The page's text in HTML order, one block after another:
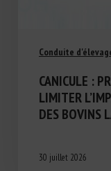
Conduite
CANICULE :
LIMITER
DES BOVINS
30 juillet 2026